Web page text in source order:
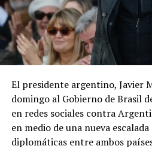
El presidente argentino, Javier
domingo al Gobierno de Brasil
en redes sociales contra
en medio de una nueva
diplomáticas entre ambos